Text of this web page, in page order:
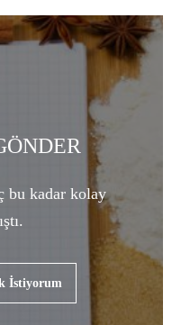
bu kadar kolay
İstiyorum